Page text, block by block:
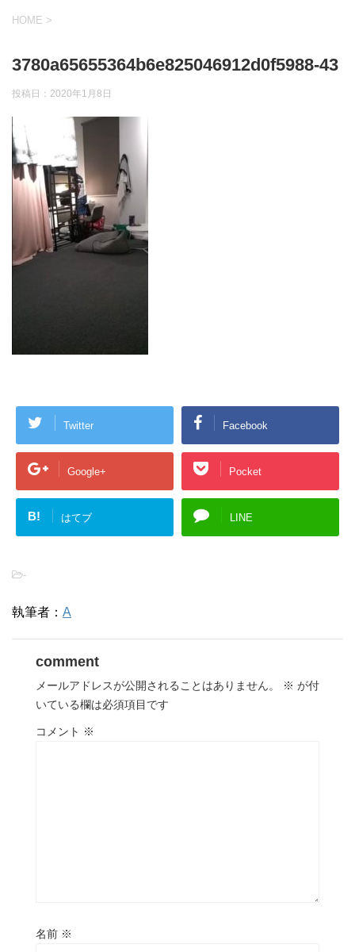
HOME >
3780a65655364b6e825046912d0f5988-43
投稿日： 2020年1月8日
Twitter Facebook
Google+ Pocket
B! はてブ LINE
-
執筆者： A
comment
メールアドレスが公開されることはありません。 ※ が付
いている欄は必須項目です
コメント ※
名前 ※